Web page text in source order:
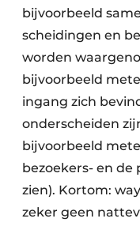
bijvoorbeeld
scheidingen en
worden
bijvoorbeeld
ingang zich
onderscheiden
bijvoorbeeld
bezoekers- en
zien). Kortom:
zeker geen